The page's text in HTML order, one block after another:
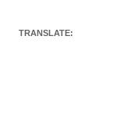
TRANSLATE: